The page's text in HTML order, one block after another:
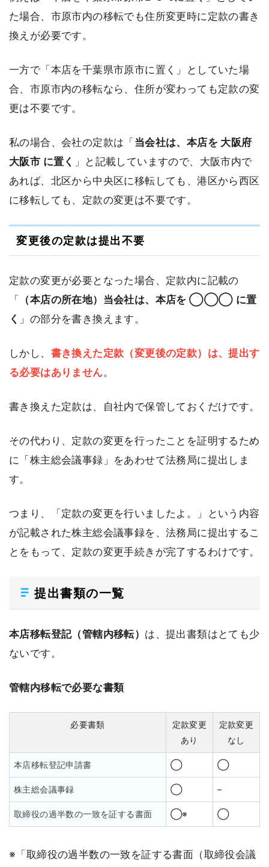
た場合、市原市内の移転でも住所変更時に定款の書き
換えが必要です。
一方で「本店を千葉県市原市に置く」としていた場
合、市原市内の移転なら、住所が変わっても定款の変
更は不要です。
私の場合、会社の定款は「 当会社は、本店を 大阪府
大阪市 に置く 」と記載していますので、大阪市内で
あれば、北区から中央区に移転しても、港区から西区
に移転しても、定款の変更は不要です。
変更後の定款は提出不要
定款の変更が必要となった場合、定款内に記載の
「
（本店の所在地）当会社は、本店を ◯◯◯ に置
く 」の部分を書き換えます。
しかし、 書き換えた定款（変更後の定款）は、提出す
る必要はありません。
書き換えた定款は、自社内で保管しておくだけです。
その代わり、定款の変更を行ったことを証明するため
に「株主総会議事録」をあわせて法務局に提出しま
す。
つまり、「定款の変更を行いましたよ。」という内容
が記載された株主総会議事録を、法務局に提出するこ
とをもって、定款の変更手続きが完了するわけです。
提出書類の一覧
本店移転登記（管轄内移転） は、提出書類はとても少
ないです。
管轄内移転で必要な書類
必要書類
定款変更
あり
定款変更
なし
本店移転登記申請書 ◯ ◯
株主総会議事録 ◯ –
取締役の過半数の一致を証する書面 ◯※ ◯
※「取締役の過半数の一致を証する書面（取締役会議